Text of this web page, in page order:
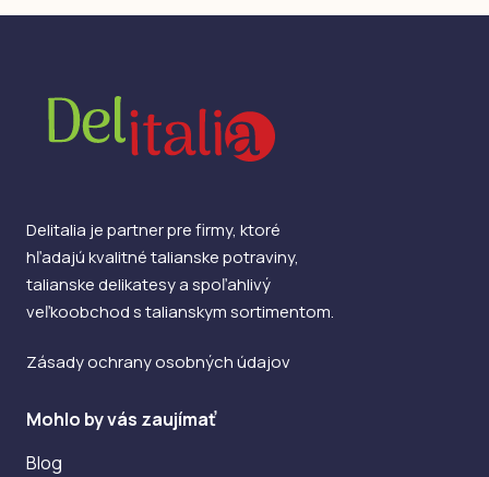
Delitalia je partner pre firmy, ktoré
hľadajú kvalitné talianske potraviny,
talianske delikatesy a spoľahlivý
veľkoobchod s talianskym sortimentom.
Zásady ochrany osobných údajov
Mohlo by vás zaujímať
Blog